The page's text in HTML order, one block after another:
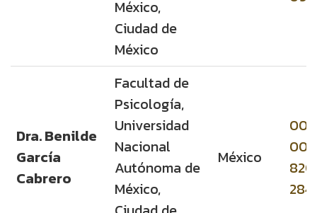
México,
Ciudad de
México
Dra. Benilde
García
Cabrero
Facultad de
Psicología,
Universidad
Nacional
Autónoma de
México,
México
284